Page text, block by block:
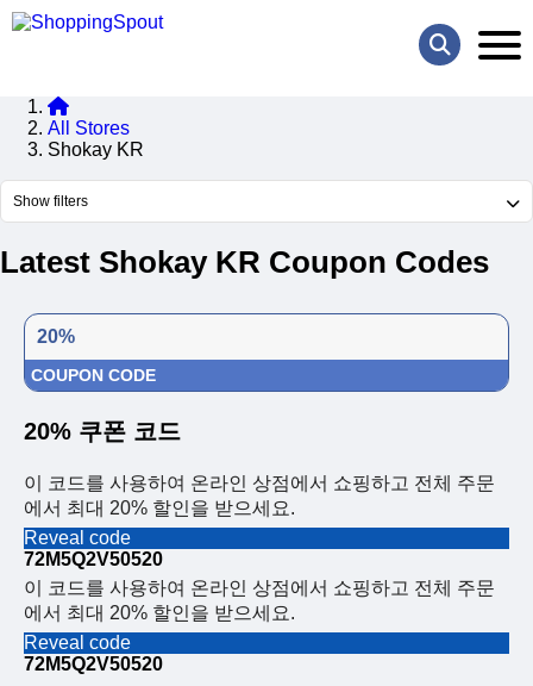
All Stores
Shokay KR
Show filters
Latest Shokay KR Coupon Codes
20%
COUPON CODE
20% 쿠폰 코드
이 코드를 사용하여 온라인 상점에서 쇼핑하고 전체 주문
에서 최대 20% 할인을 받으세요.
Reveal code
72M5Q2V50520
이 코드를 사용하여 온라인 상점에서 쇼핑하고 전체 주문
에서 최대 20% 할인을 받으세요.
Reveal code
72M5Q2V50520